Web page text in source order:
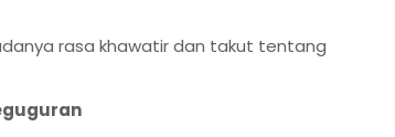
rasa khawatir dan takut tentang